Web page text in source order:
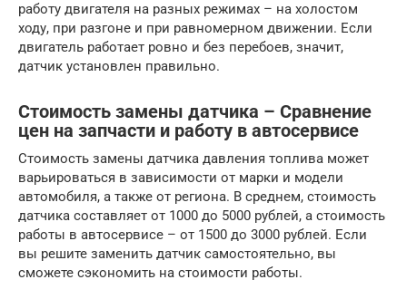
работу двигателя на разных режимах – на холостом
ходу, при разгоне и при равномерном движении. Если
двигатель работает ровно и без перебоев, значит,
датчик установлен правильно.
Стоимость замены датчика – Сравнение
цен на запчасти и работу в автосервисе
Стоимость замены датчика давления топлива может
варьироваться в зависимости от марки и модели
автомобиля, а также от региона. В среднем, стоимость
датчика составляет от 1000 до 5000 рублей, а стоимость
работы в автосервисе – от 1500 до 3000 рублей. Если
вы решите заменить датчик самостоятельно, вы
сможете сэкономить на стоимости работы.